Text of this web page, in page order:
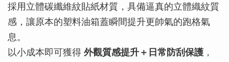
採用立體碳纖維紋貼紙材質，具備逼真的立體織紋質
感，讓原本的塑料油箱蓋瞬間提升更帥氣的跑格氣
息。
以小成本即可獲得 外觀質感提升＋日常防刮保護 ，